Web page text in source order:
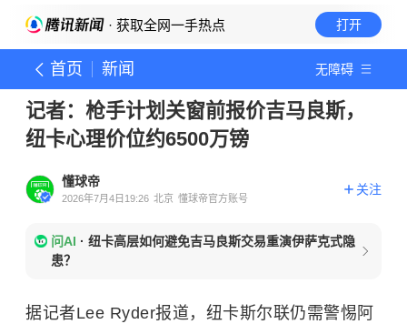
· 获取全网一手热点 打开
首页 新闻 无障碍
记者：枪手计划关窗前报价吉马良斯，
纽卡心理价位约6500万镑
懂球帝
2026年7月4日19:26 北京 懂球帝官方账号
关注
问AI · 纽卡高层如何避免吉马良斯交易重演伊萨克式隐
患？
据记者Lee Ryder报道，纽卡斯尔联仍需警惕阿